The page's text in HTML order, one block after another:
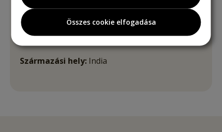
Fényvédett, száraz, hűvös helyen.
Származási hely: India
Összes cookie elfogadása